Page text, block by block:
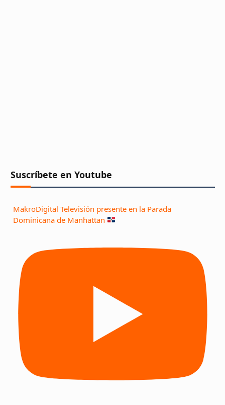
Suscríbete en Youtube
MakroDigital Televisión presente en la Parada
Dominicana de Manhattan